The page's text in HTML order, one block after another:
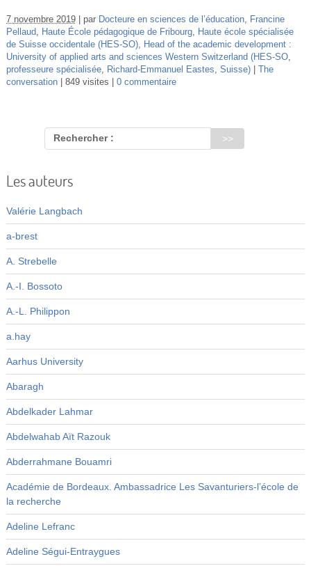
7 novembre 2019 par Docteure en sciences de l’éducation,
Francine
Pellaud
Haute École pédagogique de Fribourg,
Haute école spécialisée
de Suisse occidentale (HES-SO),
Head of the academic development :
University of applied arts and sciences Western Switzerland (HES-SO,
professeure spécialisée, Richard-Emmanuel Eastes Suisse)
The
conversation
849 visites 0 commentaire
Rechercher :
Les auteurs
Valérie Langbach
a-brest
A. Strebelle
A.-I. Bossoto
A.-L. Philippon
a.hay
Aarhus University
Abaragh
Abdelkader Lahmar
Abdelwahab Aït Razouk
Abderrahmane Bouamri
Académie de Bordeaux. Ambassadrice Les Savanturiers-l’école de
la recherche
Adeline Lefranc
Adeline Ségui-Entraygues